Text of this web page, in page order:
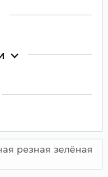
резная зелёная